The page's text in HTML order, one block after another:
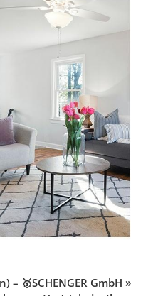
🥇SCHENGER GmbH »